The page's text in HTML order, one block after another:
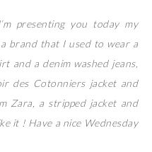
presenting you today my
brand that I used to wear a
and a denim washed jeans,
des Cotonniers jacket and
Zara, a stripped jacket and
it ! Have a nice Wednesday